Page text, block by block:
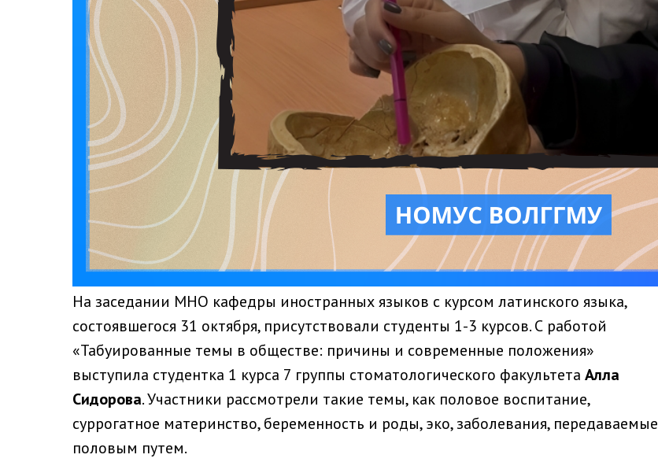
На заседании МНО кафедры иностранных языков с курсом латинского языка,
состоявшегося 31 октября, присутствовали студенты 1-3 курсов. С работой
«Табуированные темы в обществе: причины и современные положения»
выступила студентка 1 курса 7 группы стоматологического факультета Алла
Сидорова. Участники рассмотрели такие темы, как половое воспитание,
суррогатное материнство, беременность и роды, эко, заболевания, передаваемые
половым путем.